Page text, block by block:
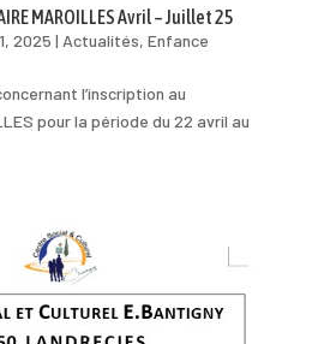
MAROILLES Avril – Juillet 25
2025 | Actualités, Enfance
l’inscription au
pour la période du 22 avril au